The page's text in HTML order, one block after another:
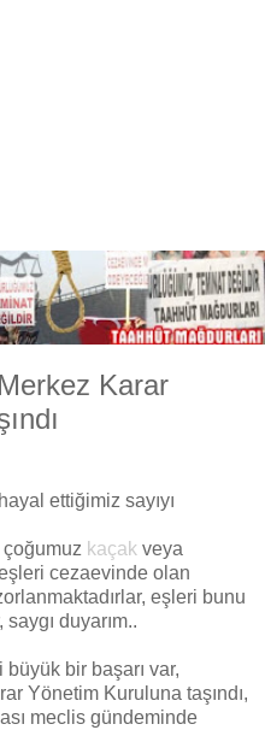
Karar
ettiğimiz sayıyı
çoğumuz kaçak veya
cezaevinde olan
eşleri bunu
duyarım..
bir başarı var,
Yönetim Kuruluna taşındı,
meclis gündeminde